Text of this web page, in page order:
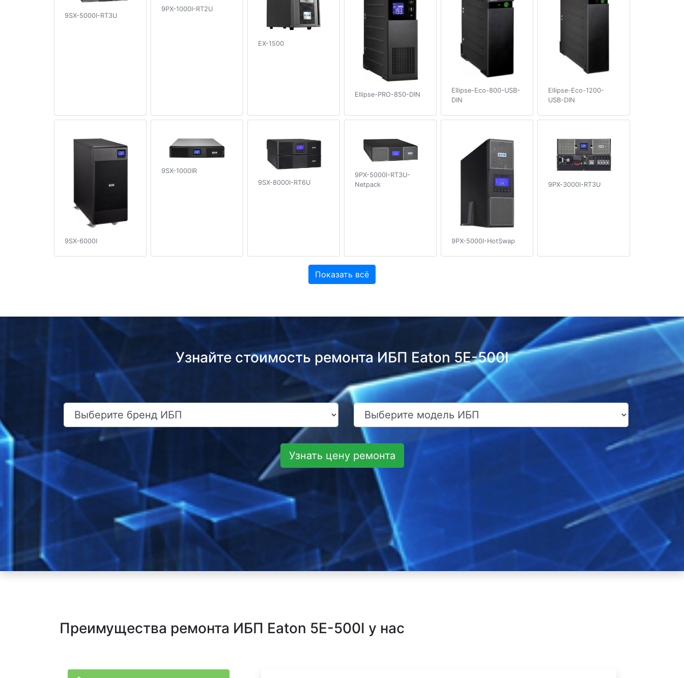
9SX-5000I-RT3U
9PX-1000I-RT2U
EX-1500
Ellipse-PRO-850-DIN
Ellipse-Eco-800-USB-
DIN
Ellipse-Eco-1200-
USB-DIN
9SX-6000I
9SX-1000IR
9SX-8000I-RT6U
9PX-5000I-RT3U-
Netpack
9PX-5000I-HotSwap
9PX-3000I-RT3U
Показать всё
Узнайте стоимость ремонта ИБП Eaton 5E-500I
Узнать цену ремонта
Преимущества ремонта ИБП Eaton 5E-500I у нас